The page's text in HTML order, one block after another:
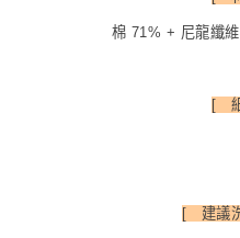
棉 71% + 尼龍纖
[
[ 建議